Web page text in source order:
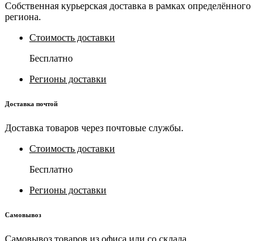
Собственная курьерская доставка в рамках определённого
региона.
Стоимость доставки
Бесплатно
Регионы доставки
Доставка почтой
Доставка товаров через почтовые службы.
Стоимость доставки
Бесплатно
Регионы доставки
Самовывоз
Самовывоз товаров из офиса или со склада.